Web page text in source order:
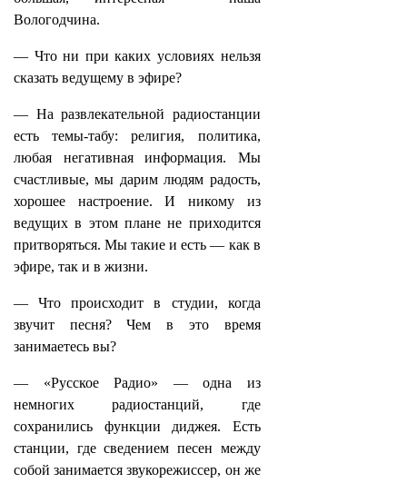
Вологодчина.
— Что ни при каких условиях нельзя
сказать ведущему в эфире?
— На развлекательной радиостанции
есть темы-табу: религия, политика,
любая негативная информация. Мы
счастливые, мы дарим людям радость,
хорошее настроение. И никому из
ведущих в этом плане не приходится
притворяться. Мы такие и есть — как в
эфире, так и в жизни.
— Что происходит в студии, когда
звучит песня? Чем в это время
занимаетесь вы?
— «Русское Радио» — одна из
немногих радиостанций, где
сохранились функции диджея. Есть
станции, где сведением песен между
собой занимается звукорежиссер, он же